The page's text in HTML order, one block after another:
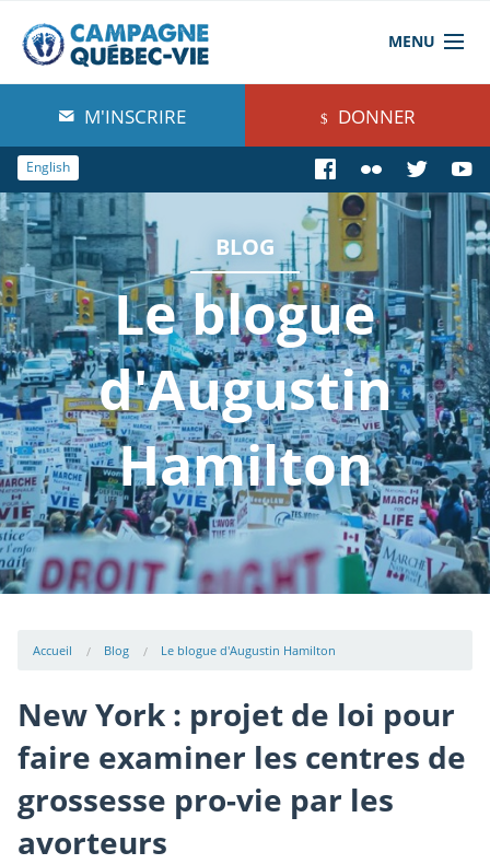
MENU
À propos de nous
Blog
Comprendre
Agir
Boutique
M'INSCRIRE DONNER
English
BLOG
Le blogue
d'Augustin
Hamilton
Accueil Blog Le blogue d'Augustin Hamilton
New York : projet de loi pour
faire examiner les centres de
grossesse pro-vie par les
avorteurs